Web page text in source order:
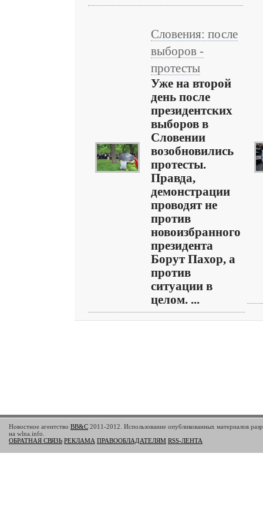
Словения: после
выборов -
протесты
Уже на второй
день после
президентских
выборов в
Словении
возобновились
протесты.
Правда,
демонстрации
проводят не
против
новоизбранного
президента
Борут Пахор, а
против
ситуации в
целом. ...
Новостное агентство BB&C 2011-2012. Использование опубликованных материалов
на wlna.info.
ОБРАТНАЯ СВЯЗЬ РЕКЛАМА ПРАВООБЛАДАТЕЛЯМ RSS-ЛЕНТА